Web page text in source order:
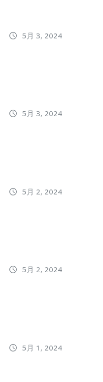
5月 3, 2024
5月 3, 2024
5月 2, 2024
5月 2, 2024
5月 1, 2024